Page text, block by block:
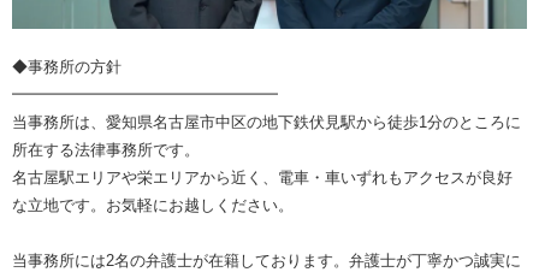
◆事務所の方針
━━━━━━━━━━━━━━━━━
当事務所は、愛知県名古屋市中区の地下鉄伏見駅から徒歩1分のところに
所在する法律事務所です。
名古屋駅エリアや栄エリアから近く、電車・車いずれもアクセスが良好
な立地です。お気軽にお越しください。
当事務所には2名の弁護士が在籍しております。弁護士が丁寧かつ誠実に